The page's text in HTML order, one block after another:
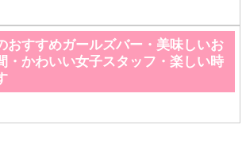
おすすめガールズバー・美味しいお
・かわいい女子スタッフ・楽しい時